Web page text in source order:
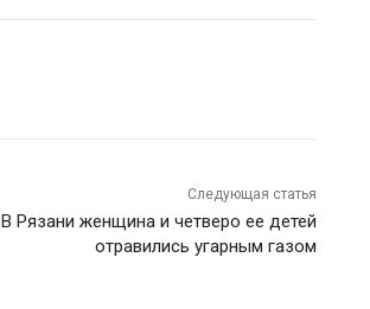
Следующая статья
В Рязани женщина и четверо ее детей
отравились угарным газом